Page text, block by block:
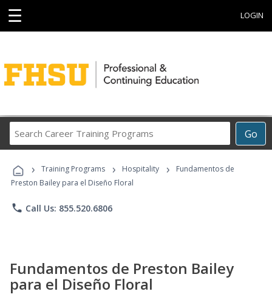
☰ LOGIN
Go
Career
Programs
› Training Programs › Hospitality ›
Fundamentos de
Preston Bailey para el Diseño Floral
phone Call Us: 855.520.6806
Fundamentos de Preston Bailey
para el Diseño Floral